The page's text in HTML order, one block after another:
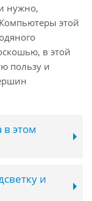
нужно,
этой
в этой
пользу и
в этом
и